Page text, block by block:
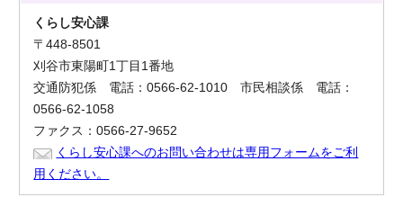
くらし安心課
〒448-8501
刈谷市東陽町1丁目1番地
交通防犯係 電話：0566-62-1010 市民相談係 電話：
0566-62-1058
ファクス：0566-27-9652
くらし安心課へのお問い合わせは専用フォームをご利
用ください。